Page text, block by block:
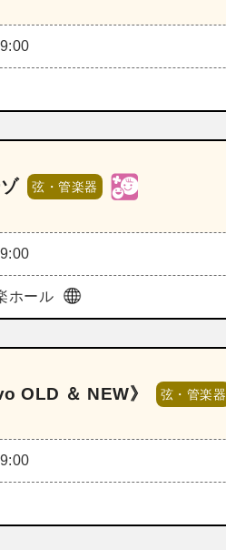
弦・管楽器
ホール
OLD ＆ NEW》 弦・管楽器